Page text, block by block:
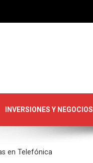
INVERSIONES Y NEGOCIOS
en Telefónica